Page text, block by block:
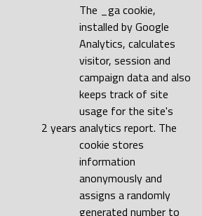
2 years
The _ga cookie,
installed by Google
Analytics, calculates
visitor, session and
campaign data and also
keeps track of site
usage for the site's
analytics report. The
cookie stores
information
anonymously and
assigns a randomly
generated number to